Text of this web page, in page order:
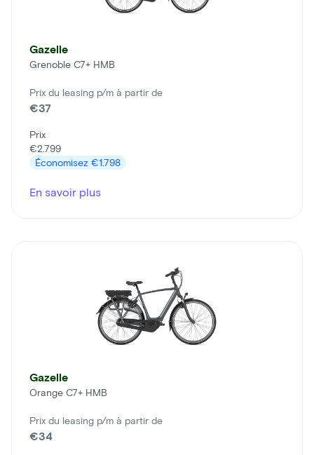
Gazelle
Grenoble C7+ HMB
Prix du leasing p/m à partir de
€37
Prix
€2.799
Économisez €1.798
En savoir plus
Gazelle
Orange C7+ HMB
Prix du leasing p/m à partir de
€34